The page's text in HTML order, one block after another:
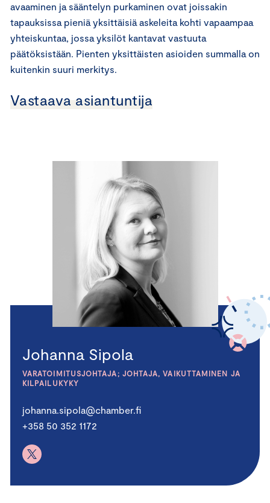
avaaminen ja sääntelyn purkaminen ovat joissakin
tapauksissa pieniä yksittäisiä askeleita kohti vapaampaa
yhteiskuntaa, jossa yksilöt kantavat vastuuta
päätöksistään. Pienten yksittäisten asioiden summalla on
kuitenkin suuri merkitys.
Vastaava asiantuntija
Johanna Sipola
VARATOIMITUSJOHTAJA; JOHTAJA, VAIKUTTAMINEN JA
KILPAILUKYKY
johanna.sipola@chamber.fi
+358 50 352 1172